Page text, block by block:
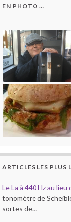
EN PHOTO …
ARTICLES LES PLUS
Le La à 440 Hz au lieu
tonomètre de
sortes de…